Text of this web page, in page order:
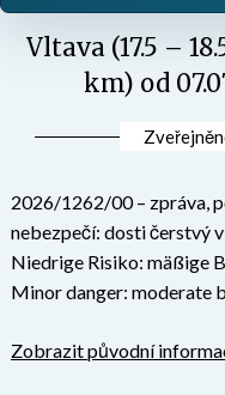
Vltava (17.5 –
km) od
2026/1262/00 – zpráva,
nebezpečí: dosti čerstvý
Niedrige Risiko: mäßige
Minor danger: moderate
Zobrazit původní